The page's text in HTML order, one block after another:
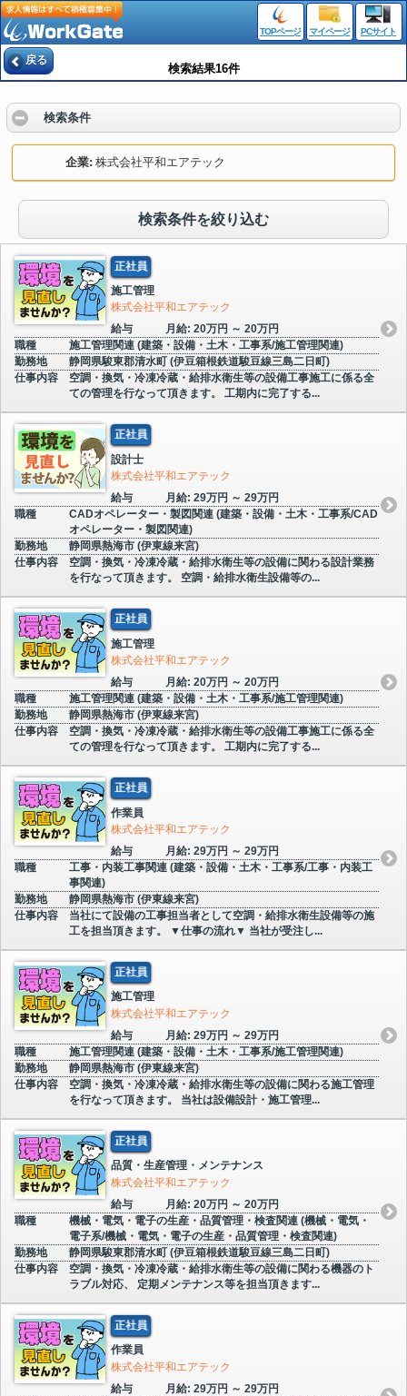
TOPページ マイページ PCサイト
戻る
検索結果16件
検索条件
企業 株式会社平和エアテック
検索条件を絞り込む
正社員
施工管理
株式会社平和エアテック
給与
月給: 20万円 ～ 20万円
職種
施工管理関連 (建築・設備・土木・工事系/施工管理関連)
勤務地
静岡県駿東郡清水町 (伊豆箱根鉄道駿豆線三島二日町)
仕事内容
空調・換気・冷凍冷蔵・給排水衛生等の設備工事施工に係る全
ての管理を行なって頂きます。 工期内に完了する...
正社員
設計士
株式会社平和エアテック
給与
月給: 29万円 ～ 29万円
職種
CADオペレーター・製図関連 (建築・設備・土木・工事系/CAD
オペレーター・製図関連)
勤務地
静岡県熱海市 (伊東線来宮)
仕事内容
空調・換気・冷凍冷蔵・給排水衛生等の設備に関わる設計業務
を行なって頂きます。 空調・給排水衛生設備等の...
正社員
施工管理
株式会社平和エアテック
給与
月給: 20万円 ～ 20万円
職種
施工管理関連 (建築・設備・土木・工事系/施工管理関連)
勤務地
静岡県熱海市 (伊東線来宮)
仕事内容
空調・換気・冷凍冷蔵・給排水衛生等の設備工事施工に係る全
ての管理を行なって頂きます。 工期内に完了する...
正社員
作業員
株式会社平和エアテック
給与
月給: 29万円 ～ 29万円
職種
工事・内装工事関連 (建築・設備・土木・工事系/工事・内装工
事関連)
勤務地
静岡県熱海市 (伊東線来宮)
仕事内容
当社にて設備の工事担当者として空調・給排水衛生設備等の施
工を担当頂きます。 ▼仕事の流れ▼ 当社が受注し...
正社員
施工管理
株式会社平和エアテック
給与
月給: 29万円 ～ 29万円
職種
施工管理関連 (建築・設備・土木・工事系/施工管理関連)
勤務地
静岡県熱海市 (伊東線来宮)
仕事内容
空調・換気・冷凍冷蔵・給排水衛生等の設備に関わる施工管理
を行なって頂きます。 当社は設備設計・施工管理...
正社員
品質・生産管理・メンテナンス
株式会社平和エアテック
給与
月給: 20万円 ～ 20万円
職種
機械・電気・電子の生産・品質管理・検査関連 (機械・電気・
電子系/機械・電気・電子の生産・品質管理・検査関連)
勤務地
静岡県駿東郡清水町 (伊豆箱根鉄道駿豆線三島二日町)
仕事内容
空調・換気・冷凍冷蔵・給排水衛生等の設備に関わる機器のト
ラブル対応、 定期メンテナンス等を担当頂きます...
正社員
作業員
株式会社平和エアテック
給与
月給: 29万円 ～ 29万円